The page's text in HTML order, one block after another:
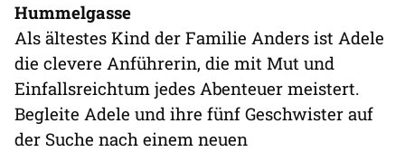
Hummelgasse
Als ältestes Kind der Familie Anders ist Adele
die clevere Anführerin, die mit Mut und
Einfallsreichtum jedes Abenteuer meistert.
Begleite Adele und ihre fünf Geschwister auf
der Suche nach einem neuen